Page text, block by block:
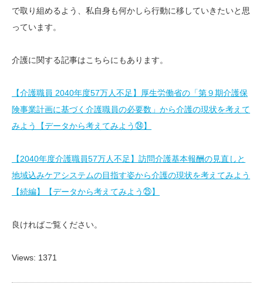
で取り組めるよう、私自身も何かしら行動に移していきたいと思
っています。
介護に関する記事はこちらにもあります。
【介護職員 2040年度57万人不足】厚生労働省の「第９期介護保
険事業計画に基づく介護職員の必要数」から介護の現状を考えて
みよう【データから考えてみよう㉔】
【2040年度介護職員57万人不足】訪問介護基本報酬の見直しと
地域込みケアシステムの目指す姿から介護の現状を考えてみよう
【続編】【データから考えてみよう㉕】
良ければご覧ください。
Views: 1371